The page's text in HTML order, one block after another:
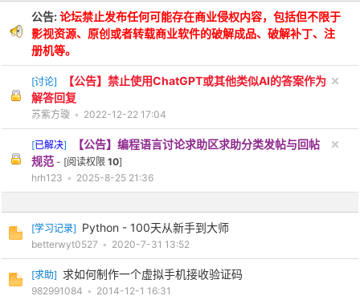
52
公告:论坛禁止发布任何可能存在商业侵权内容，包括但不限于
影视资源、原创或者转载商业软件的破解成品、破解补丁、注
册机等。
[讨论]
【公告】禁止使用ChatGPT或其他类似AI的答案作为
解答回复
苏紫方璇 • 2022-12-22 17:04
[已解决]
【公告】编程语言讨论求助区求助分类发帖与回帖
规范 - [阅读权限 10]
hrh123 • 2025-8-25 21:36
[学习记录] Python - 100天从新手到大师
betterwyt0527 • 2020-7-31 13:52
[求助] 求如何制作一个虚拟手机接收验证码
982991084 • 2014-12-1 16:31